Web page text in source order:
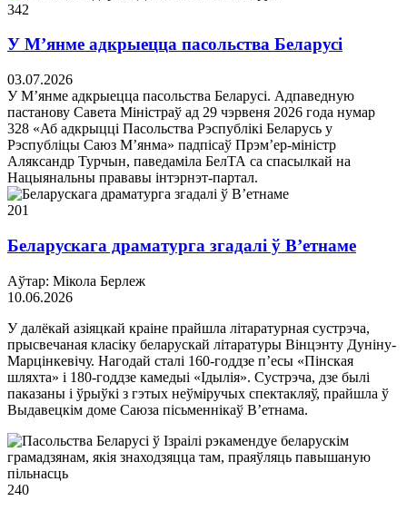
342
У М’янме адкрыецца пасольства Беларусі
03.07.2026
У М’янме адкрыецца пасольства Беларусі. Адпаведную
пастанову Савета Міністраў ад 29 чэрвеня 2026 года нумар
328 «Аб адкрыцці Пасольства Рэспублікі Беларусь у
Рэспубліцы Саюз М’янма» падпісаў Прэм’ер-міністр
Аляксандр Турчын, паведаміла БелТА са спасылкай на
Нацыянальны прававы інтэрнэт-партал.
201
Беларускага драматурга згадалі ў В’етнаме
Аўтар: Мікола Берлеж
10.06.2026
У далёкай азіяцкай краіне прайшла літаратурная сустрэча,
прысвечаная класіку беларускай літаратуры Вінцэнту Дуніну-
Марцінкевічу. Нагодай сталі 160-годдзе п’есы «Пінская
шляхта» і 180-годдзе камедыі «Ідылія». Сустрэча, дзе былі
паказаны і ўрыўкі з гэтых неўміручых спектакляў, прайшла ў
Выдавецкім доме Саюза пісьменнікаў В’етнама.
240